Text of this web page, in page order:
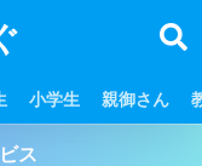
小学生 親御さん
ス